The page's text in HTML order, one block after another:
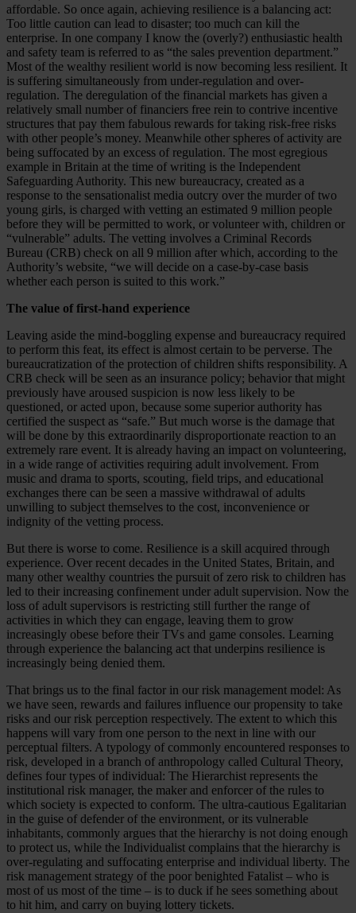
affordable. So once again, achieving resilience is a balancing act:
Too little caution can lead to disaster; too much can kill the
enterprise. In one company I know the (overly?) enthusiastic health
and safety team is referred to as “the sales prevention department.”
Most of the wealthy resilient world is now becoming less resilient. It
is suffering simultaneously from under-regulation and over-
regulation. The deregulation of the financial markets has given a
relatively small number of financiers free rein to contrive incentive
structures that pay them fabulous rewards for taking risk-free risks
with other people’s money. Meanwhile other spheres of activity are
being suffocated by an excess of regulation. The most egregious
example in Britain at the time of writing is the Independent
Safeguarding Authority. This new bureaucracy, created as a
response to the sensationalist media outcry over the murder of two
young girls, is charged with vetting an estimated 9 million people
before they will be permitted to work, or volunteer with, children or
“vulnerable” adults. The vetting involves a Criminal Records
Bureau (CRB) check on all 9 million after which, according to the
Authority’s website, “we will decide on a case-by-case basis
whether each person is suited to this work.”
The value of first-hand experience
Leaving aside the mind-boggling expense and bureaucracy required
to perform this feat, its effect is almost certain to be perverse. The
bureaucratization of the protection of children shifts responsibility. A
CRB check will be seen as an insurance policy; behavior that might
previously have aroused suspicion is now less likely to be
questioned, or acted upon, because some superior authority has
certified the suspect as “safe.” But much worse is the damage that
will be done by this extraordinarily disproportionate reaction to an
extremely rare event. It is already having an impact on volunteering,
in a wide range of activities requiring adult involvement. From
music and drama to sports, scouting, field trips, and educational
exchanges there can be seen a massive withdrawal of adults
unwilling to subject themselves to the cost, inconvenience or
indignity of the vetting process.
But there is worse to come. Resilience is a skill acquired through
experience. Over recent decades in the United States, Britain, and
many other wealthy countries the pursuit of zero risk to children has
led to their increasing confinement under adult supervision. Now the
loss of adult supervisors is restricting still further the range of
activities in which they can engage, leaving them to grow
increasingly obese before their TVs and game consoles. Learning
through experience the balancing act that underpins resilience is
increasingly being denied them.
That brings us to the final factor in our risk management model: As
we have seen, rewards and failures influence our propensity to take
risks and our risk perception respectively. The extent to which this
happens will vary from one person to the next in line with our
perceptual filters. A typology of commonly encountered responses to
risk, developed in a branch of anthropology called Cultural Theory,
defines four types of individual: The Hierarchist represents the
institutional risk manager, the maker and enforcer of the rules to
which society is expected to conform. The ultra-cautious Egalitarian
in the guise of defender of the environment, or its vulnerable
inhabitants, commonly argues that the hierarchy is not doing enough
to protect us, while the Individualist complains that the hierarchy is
over-regulating and suffocating enterprise and individual liberty. The
risk management strategy of the poor benighted Fatalist – who is
most of us most of the time – is to duck if he sees something about
to hit him, and carry on buying lottery tickets.